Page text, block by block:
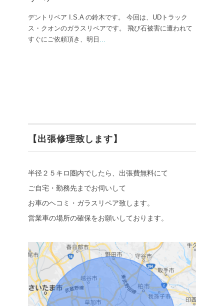
デントリペア I.S.A の鈴木です。 今回は、UDトラック
ス・クオンのガラスリペアです。 飛び石被害に遭われて
すぐにご依頼頂き、明日 ...
【出張修理致します】
半径２５キロ圏内でしたら、出張費無料にて
ご自宅・勤務先までお伺いして
お車のヘコミ・ガラスリペア致します。
営業車の場所の確保をお願いしております。